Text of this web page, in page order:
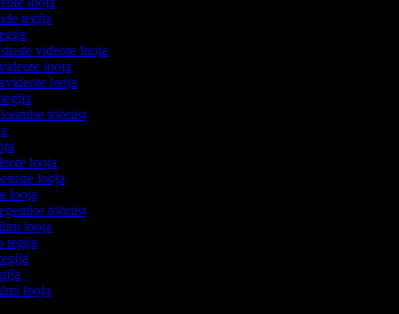
tegija
videote looja
looja
looja
tööriist
looja
looja
looja
tööriist
looja
tegija
looja